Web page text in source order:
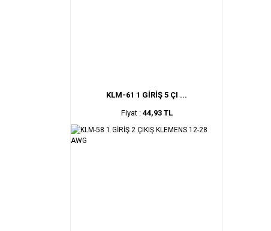
KLM-61 1 GİRİŞ 5 ÇI ...
Fiyat : 44,93 TL